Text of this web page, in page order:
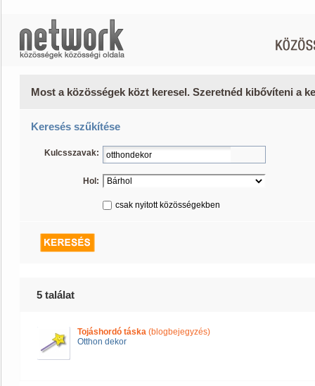
Most a közösségek közt keresel. Szeretnéd kibővíteni a
Keresés szűkítése
Kulcsszavak:
Hol:
csak nyitott közösségekben
5 találat
Tojáshordó táska (blogbejegyzés)
Otthon dekor